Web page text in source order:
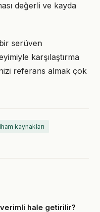
değerli ve kayda
serüven
karşılaştırma
referans almak çok
kaynakları
verimli hale getirilir?